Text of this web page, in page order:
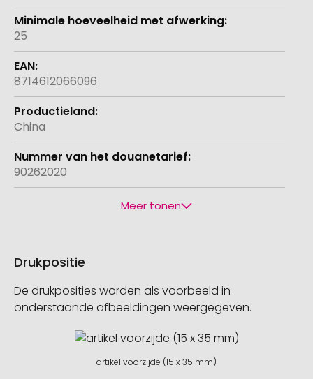
25
8714612066096
China
90262020
Meer tonen
Drukpositie
De drukposities worden als voorbeeld in
onderstaande afbeeldingen weergegeven.
artikel voorzijde (15 x 35 mm)